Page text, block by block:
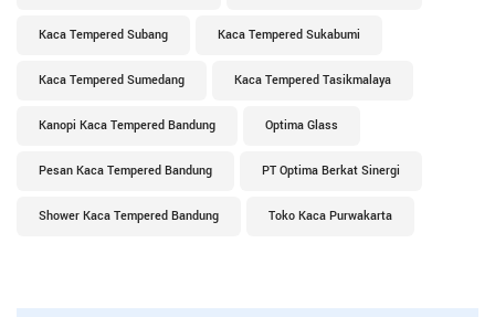
Kaca Tempered Subang Kaca Tempered Sukabumi
Kaca Tempered Sumedang Kaca Tempered Tasikmalaya
Kanopi Kaca Tempered Bandung Optima Glass
Pesan Kaca Tempered Bandung PT Optima Berkat Sinergi
Shower Kaca Tempered Bandung Toko Kaca Purwakarta